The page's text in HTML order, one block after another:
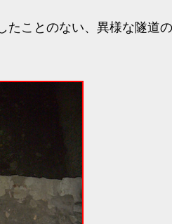
たことのない、異様な隧道